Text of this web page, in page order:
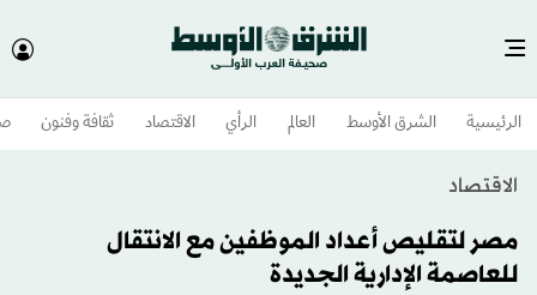
الرئيسية الشرق الأوسط​ العالم الرأي الاقتصاد ثقافة وفنون
الاقتصاد
مصر لتقليص أعداد الموظفين مع الانتقال
للعاصمة الإدارية الجديدة